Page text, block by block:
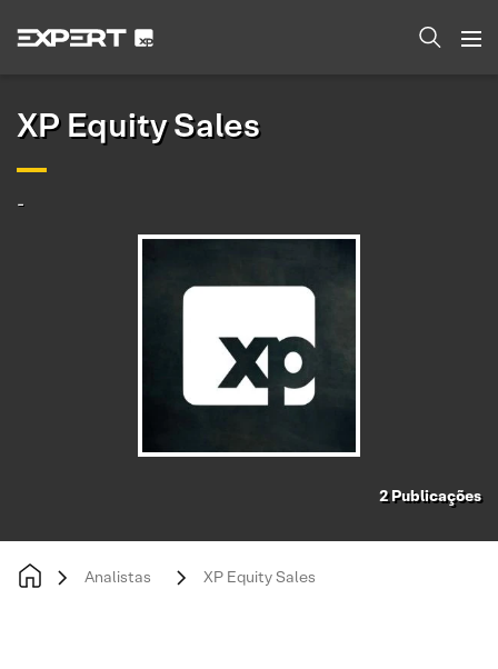
XP Equity Sales
-
2Publicações
Analistas XP Equity Sales